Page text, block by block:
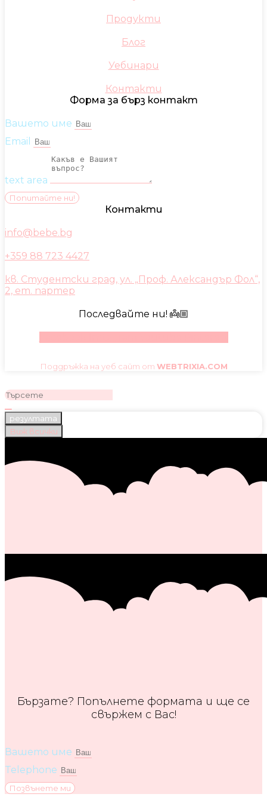
Продукти
Блог
Уебинари
Контакти
Форма за бърз контакт
Вашето име
Email
text area
Попитайте ни!
Контакти
info@bebe.bg
+359 88 723 4427
кв. Студентски град, ул. „Проф. Александър Фол“,
2, ет. партер
Последвайте ни! 👼🏼
Поддръжка на уеб сайт от WEBTRIXIA.COM
резултата
Виж всички
Бързате? Попълнете формата и ще се
свържем с Вас!
Вашето име
Telephone
Позвънете ми